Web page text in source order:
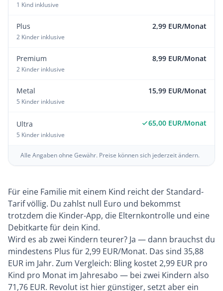
1 Kind inklusive
Plus 2,99 EUR/Monat
2 Kinder inklusive
Premium 8,99 EUR/Monat
2 Kinder inklusive
Metal 15,99 EUR/Monat
5 Kinder inklusive
Ultra 65,00 EUR/Monat
5 Kinder inklusive
Alle Angaben ohne Gewähr. Preise können sich jederzeit ändern.
Für eine Familie mit einem Kind reicht der Standard-
Tarif völlig. Du zahlst null Euro und bekommst
trotzdem die Kinder-App, die Elternkontrolle und eine
Debitkarte für dein Kind.
Wird es ab zwei Kindern teurer? Ja — dann brauchst du
mindestens Plus für 2,99 EUR/Monat. Das sind 35,88
EUR im Jahr. Zum Vergleich: Bling kostet 2,99 EUR pro
Kind pro Monat im Jahresabo — bei zwei Kindern also
71,76 EUR. Revolut ist hier günstiger, setzt aber ein